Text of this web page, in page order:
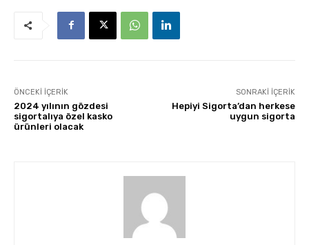
ÖNCEKI İÇERIK
2024 yılının gözdesi
sigortalıya özel kasko
ürünleri olacak
SONRAKI İÇERIK
Hepiyi Sigorta’dan herkese
uygun sigorta